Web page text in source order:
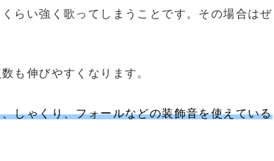
らい強く歌ってしまうことです。その場合はぜ
も伸びやすくなります。
しゃくり、フォールなどの装飾音を使えている